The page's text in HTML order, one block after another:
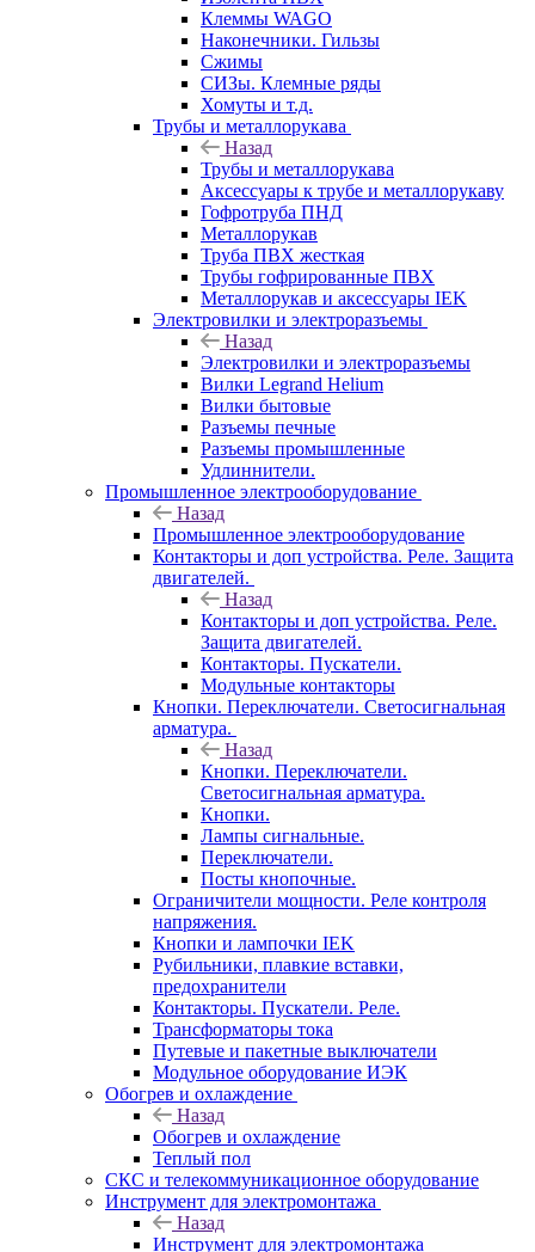
Клеммы WAGO
Наконечники. Гильзы
Сжимы
СИЗы. Клемные ряды
Хомуты и т.д.
Трубы и металлорукава
Назад
Трубы и металлорукава
Аксессуары к трубе и металлорукаву
Гофротруба ПНД
Металлорукав
Труба ПВХ жесткая
Трубы гофрированные ПВХ
Металлорукав и аксессуары IEK
Электровилки и электроразъемы
Назад
Электровилки и электроразъемы
Вилки Legrand Helium
Вилки бытовые
Разъемы печные
Разъемы промышленные
Удлиннители.
Промышленное электрооборудование
Назад
Промышленное электрооборудование
Контакторы и доп устройства. Реле. Защита
двигателей.
Назад
Контакторы и доп устройства. Реле.
Защита двигателей.
Контакторы. Пускатели.
Модульные контакторы
Кнопки. Переключатели. Светосигнальная
арматура.
Назад
Кнопки. Переключатели.
Светосигнальная арматура.
Кнопки.
Лампы сигнальные.
Переключатели.
Посты кнопочные.
Ограничители мощности. Реле контроля
напряжения.
Кнопки и лампочки IEK
Рубильники, плавкие вставки,
предохранители
Контакторы. Пускатели. Реле.
Трансформаторы тока
Путевые и пакетные выключатели
Модульное оборудование ИЭК
Обогрев и охлаждение
Назад
Обогрев и охлаждение
Теплый пол
СКС и телекоммуникационное оборудование
Инструмент для электромонтажа
Назад
Инструмент для электромонтажа